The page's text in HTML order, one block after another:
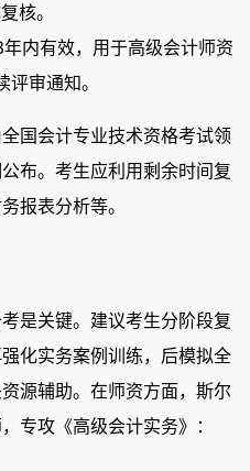
核。
内有效，用于高级会计师资
审通知。
国会计专业技术资格考试领
布。考生应利用剩余时间复
报表分析等。
是关键。建议考生分阶段复
化实务案例训练，后模拟全
源辅助。在师资方面，斯尔
专攻《高级会计实务》：